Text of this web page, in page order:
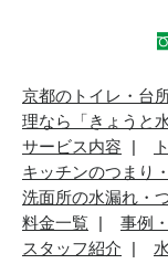
京都のトイレ・台
理なら「きょうと
サービス内容
キッチンのつまり
洗面所の水漏れ・
料金一覧
事例
スタッフ紹介